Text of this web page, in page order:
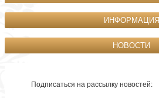
ИНФОРМАЦИЯ
НОВОСТИ
Подписаться на рассылку новостей: